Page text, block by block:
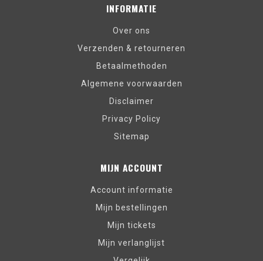
INFORMATIE
Over ons
Verzenden & retourneren
Betaalmethoden
Algemene voorwaarden
Disclaimer
Privacy Policy
Sitemap
MIJN ACCOUNT
Account informatie
Mijn bestellingen
Mijn tickets
Mijn verlanglijst